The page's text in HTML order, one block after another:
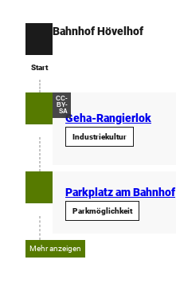
Start
Bahnhof Hövelhof
CC-
BY-
SA
Geha-Rangierlok
Industriekultur
Parkplatz am Bahnhof
Parkmöglichkeit
Mehr anzeigen